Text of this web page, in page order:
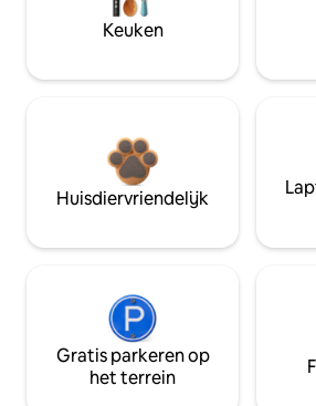
Keuken
Huisdiervriendelijk
Gratis parkeren op
het terrein